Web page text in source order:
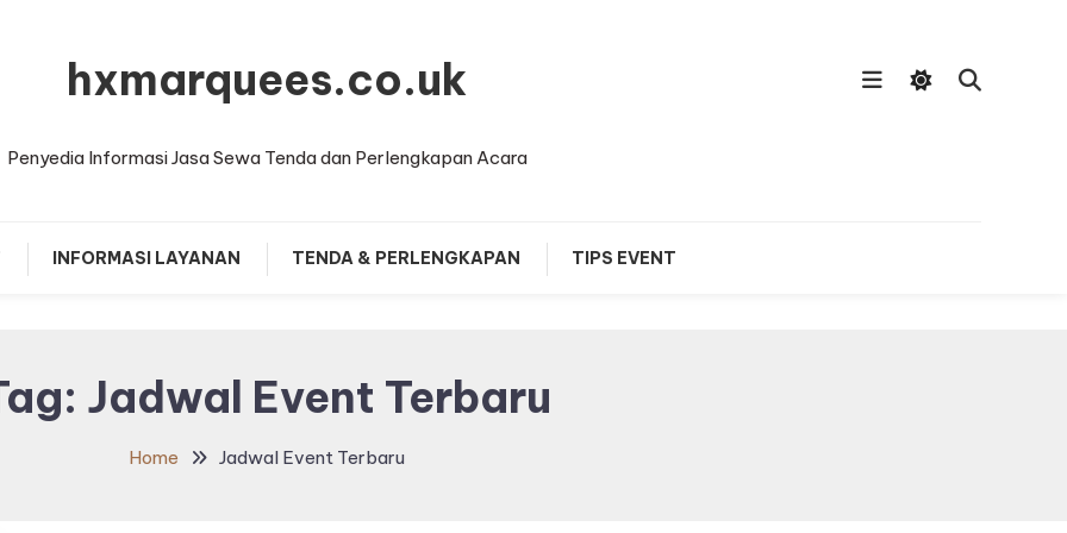
hxmarquees.co.uk
Penyedia Informasi Jasa Sewa Tenda dan Perlengkapan Acara
INFORMASI LAYANAN TENDA & PERLENGKAPAN TIPS EVENT
Jadwal Event Terbaru
Home Jadwal Event Terbaru